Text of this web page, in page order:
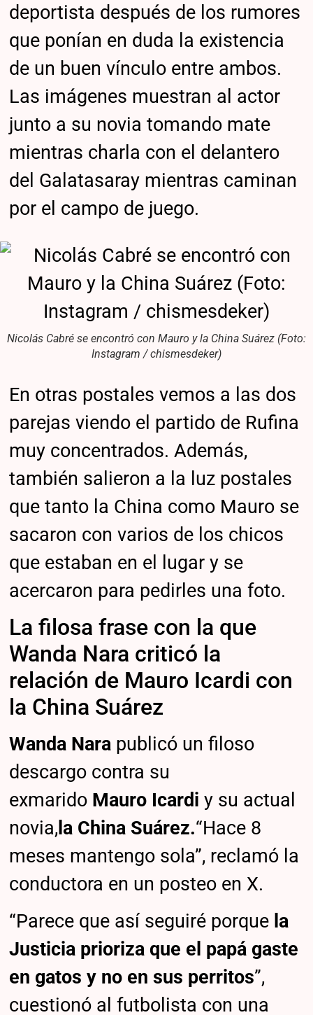
deportista después de los rumores
que ponían en duda la existencia
de un buen vínculo entre ambos.
Las imágenes muestran al actor
junto a su novia tomando mate
mientras charla con el delantero
del Galatasaray mientras caminan
por el campo de juego.
Nicolás Cabré se encontró con Mauro y la China Suárez (Foto:
Instagram / chismesdeker)
En otras postales vemos a las dos
parejas viendo el partido de Rufina
muy concentrados. Además,
también salieron a la luz postales
que tanto la China como Mauro se
sacaron con varios de los chicos
que estaban en el lugar y se
acercaron para pedirles una foto.
La filosa frase con la que
Wanda Nara criticó la
relación de Mauro Icardi con
la China Suárez
Wanda Nara publicó un filoso
descargo contra su
exmarido Mauro Icardi y su actual
novia, la China Suárez.“Hace 8
meses mantengo sola”, reclamó la
conductora en un posteo en X.
“Parece que así seguiré porque la
Justicia prioriza que el papá gaste
en gatos y no en sus perritos”,
cuestionó al futbolista con una